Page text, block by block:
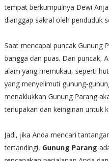
tempat berkumpulnya Dewi
dianggap sakral oleh penduduk
Saat mencapai puncak Gunung
bangga dan puas. Dari puncak,
alam yang memukau, seperti
yang menyelimuti gunung-
menaklukkan Gunung Parang
terlupakan dan keinginan untuk
Jadi, jika Anda mencari
tertandingi, Gunung Parang